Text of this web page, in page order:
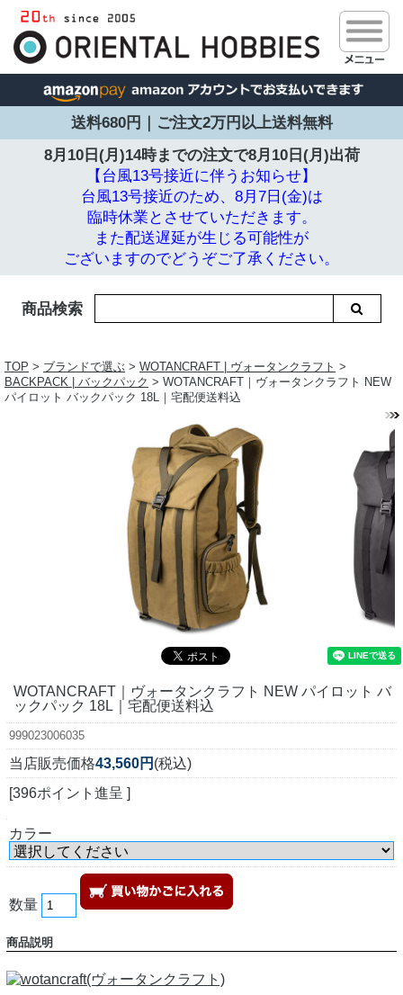
送料680円｜ご注文2万円以上送料無料
8月10日(月)14時までの注文で8月10日(月)出荷
【台風13号接近に伴うお知らせ】
台風13号接近のため、8月7日(金)は
臨時休業とさせていただきます。
また配送遅延が生じる可能性が
ございますのでどうぞご了承ください。
商品検索
TOP > ブランドで選ぶ > WOTANCRAFT | ヴォータンクラフト >
BACKPACK | バックパック > WOTANCRAFT｜ヴォータンクラフト NEW
パイロット バックパック 18L｜宅配便送料込
WOTANCRAFT｜ヴォータンクラフト NEW パイロット バ
ックパック 18L｜宅配便送料込
999023006035
当店販売価格43,560円 (税込)
[396ポイント進呈 ]
カラー
数量
商品説明